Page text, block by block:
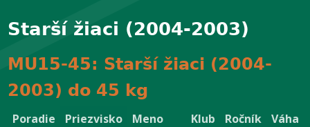
Starší žiaci (2004-2003)
MU15-45: Starší žiaci (2004-
2003) do 45 kg
Poradie Priezvisko Meno Klub Ročník Váha